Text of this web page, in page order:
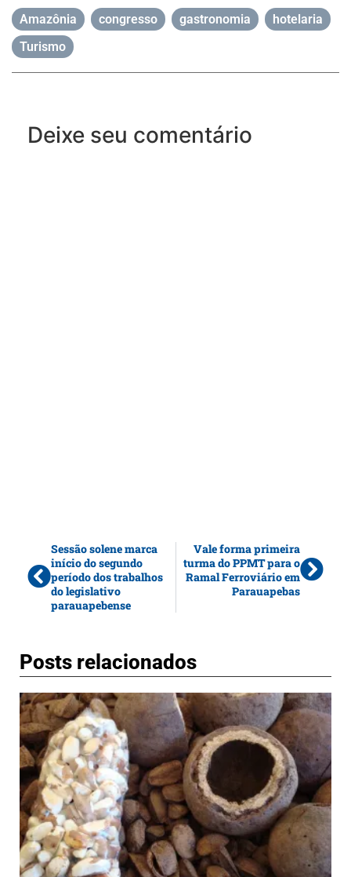
Amazônia congresso gastronomia hotelaria
Turismo
Deixe seu comentário
Sessão solene marca
início do segundo
período dos trabalhos
do legislativo
parauapebense
Vale forma primeira
turma do PPMT para o
Ramal Ferroviário em
Parauapebas
Posts relacionados